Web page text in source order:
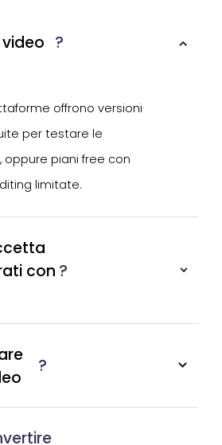
?
offrono versioni
per testare le
oppure piani free con
limitate.
con ?
?